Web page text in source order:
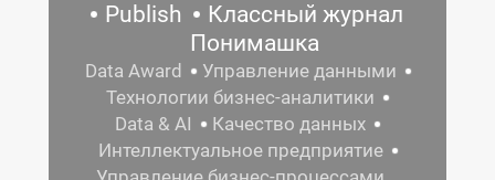
Publish
Классный журнал
Понимашка
Data Award
Управление данными
Технологии бизнес-аналитики
Data & AI
Качество данных
Интеллектуальное предприятие